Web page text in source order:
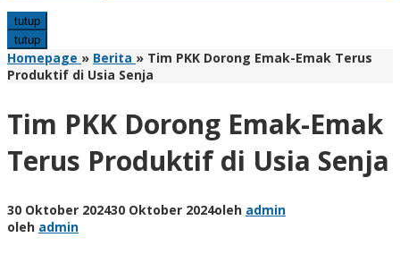
tutup
tutup
Homepage » Berita » Tim PKK Dorong Emak-Emak Terus
Produktif di Usia Senja
Tim PKK Dorong Emak-Emak
Terus Produktif di Usia Senja
30 Oktober 202430 Oktober 2024oleh admin
oleh admin